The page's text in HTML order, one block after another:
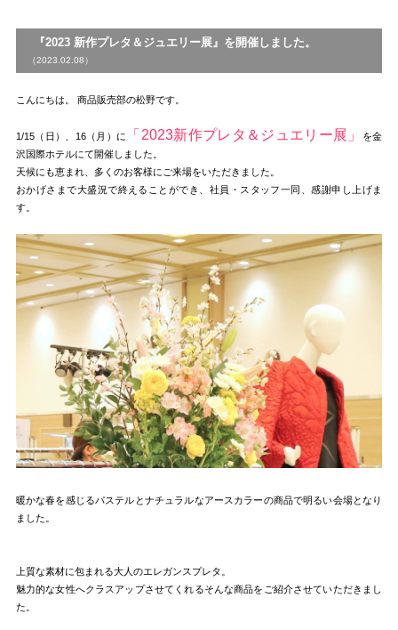
『2023 新作プレタ＆ジュエリー展』を開催しました。
（2023.02.08）
こんにちは。 商品販売部の松野です。
1/15（日）、16（月）に 「2023新作プレタ＆ジュエリー展」
を金
沢国際ホテルにて開催しました。
天候にも恵まれ、多くのお客様にご来場をいただきました。
おかげさまで大盛況で終えることができ、社員・スタッフ一同、感謝申し上げま
す。
暖かな春を感じるパステルとナチュラルなアースカラーの商品で明るい会場となり
ました。
上質な素材に包まれる大人のエレガンスプレタ。
魅力的な女性へクラスアップさせてくれるそんな商品をご紹介させていただきまし
た。